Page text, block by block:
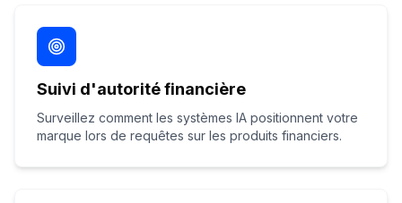
Suivi d'autorité financière
Surveillez comment les systèmes IA positionnent votre
marque lors de requêtes sur les produits financiers.